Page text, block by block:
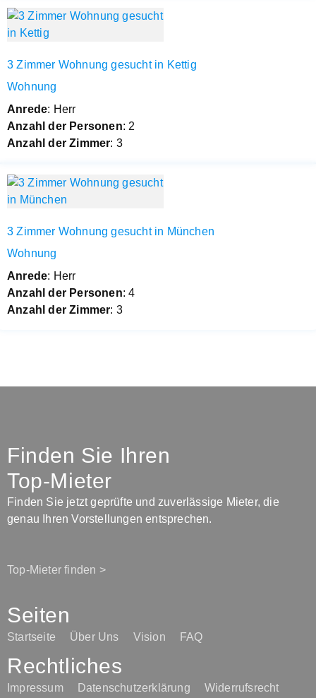
3 Zimmer Wohnung gesucht in Kettig
Wohnung
Anrede: Herr
Anzahl der Personen: 2
Anzahl der Zimmer: 3
3 Zimmer Wohnung gesucht in München
Wohnung
Anrede: Herr
Anzahl der Personen: 4
Anzahl der Zimmer: 3
Finden Sie Ihren
Top-Mieter
Finden Sie jetzt geprüfte und zuverlässige Mieter, die
genau Ihren Vorstellungen entsprechen.
Top-Mieter finden >
Seiten
Startseite Über Uns Vision FAQ
Rechtliches
Impressum Datenschutzerklärung Widerrufsrecht